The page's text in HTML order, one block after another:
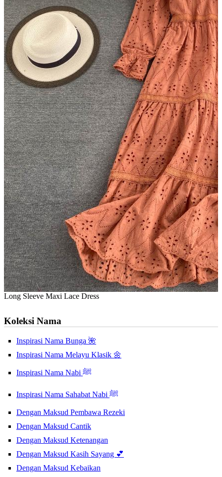
Long Sleeve Maxi Lace Dress
Koleksi Nama
Inspirasi Nama Bunga 🌺
Inspirasi Nama Melayu Klasik 🌼
Inspirasi Nama Nabi ﷺ
Inspirasi Nama Sahabat Nabi ﷺ
Dengan Maksud Pembawa Rezeki
Dengan Maksud Cantik
Dengan Maksud Ketenangan
Dengan Maksud Kasih Sayang 💕
Dengan Maksud Kebaikan